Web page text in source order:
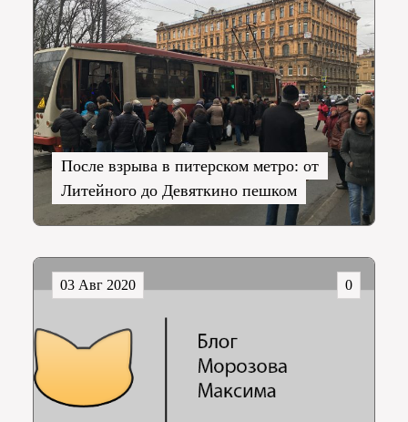
После взрыва в питерском метро: от
Литейного до Девяткино пешком
0
03 Авг 2020